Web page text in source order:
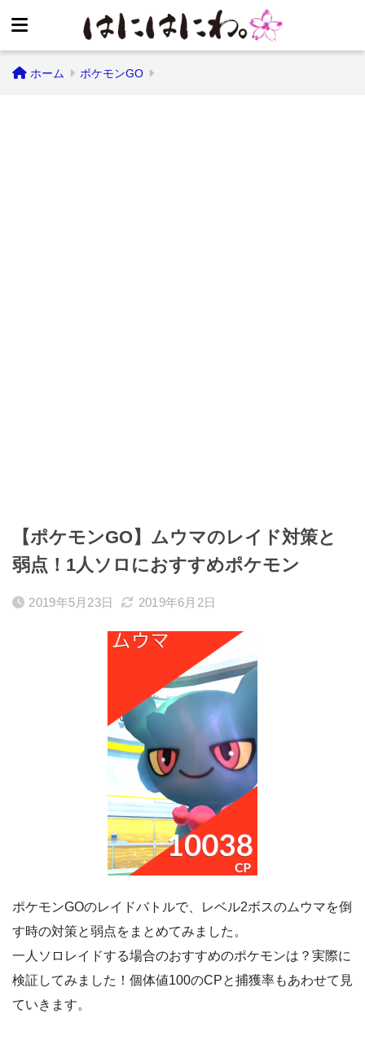
ホーム ポケモンGO
【ポケモンGO】ムウマのレイド対策と
弱点！1人ソロにおすすめポケモン
2019年5月23日 2019年6月2日
ポケモンGOのレイドバトルで、レベル2ボスのムウマを倒
す時の対策と弱点をまとめてみました。
一人ソロレイドする場合のおすすめのポケモンは？実際に
検証してみました！個体値100のCPと捕獲率もあわせて見
ていきます。